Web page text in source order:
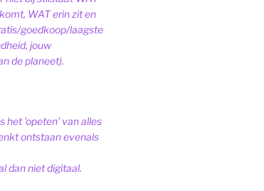
WAT erin zit en
goedkoop/laagste
jouw
de planeet).
het 'opeten' van alles
ontstaan evenals
dan niet digitaal.